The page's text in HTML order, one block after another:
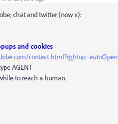
chat and twitter (now x):
and cookies
contact.html?rghtup=autoOpen
AGENT
to reach a human.